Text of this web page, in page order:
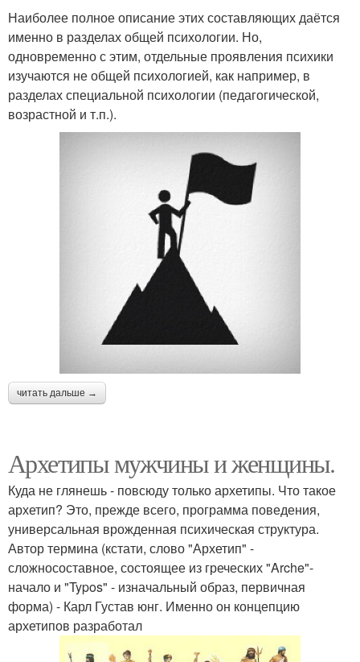
Наиболее полное описание этих составляющих даётся
именно в разделах общей психологии. Но,
одновременно с этим, отдельные проявления психики
изучаются не общей психологией, как например, в
разделах специальной психологии (педагогической,
возрастной и т.п.).
читать дальше →
Архетипы мужчины и женщины.
Куда не глянешь - повсюду только архетипы. Что такое
архетип? Это, прежде всего, программа поведения,
универсальная врожденная психическая структура.
Автор термина (кстати, слово "Архетип" -
сложносоставное, состоящее из греческих "Arche"-
начало и "Typos" - изначальный образ, первичная
форма) - Карл Густав юнг. Именно он концепцию
архетипов разработал